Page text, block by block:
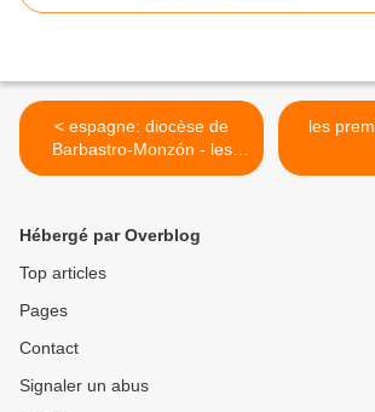
< espagne: diocèse de
Barbastro-Monzón - les
nouveaux martyrs.
Hébergé par Overblog
Top articles
Pages
Contact
Signaler un abus